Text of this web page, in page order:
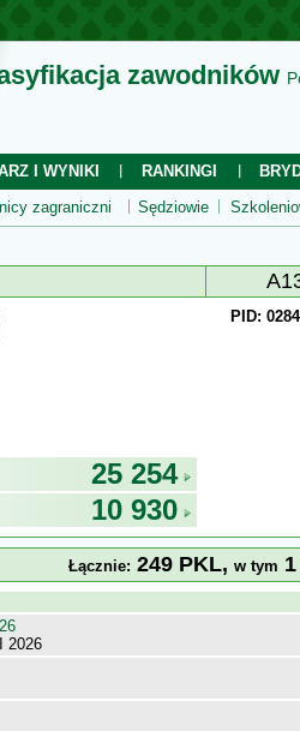
zawodników
I WYNIKI RANKINGI
zagraniczni Sędziowie
25 254
10 930
PID:
Łącznie: 249 PKL, w tym
2026